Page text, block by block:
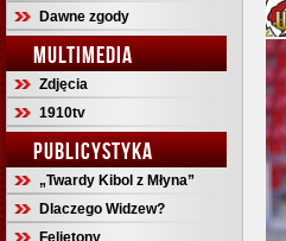
Dawne zgody
MULTIMEDIA
Zdjęcia
1910tv
PUBLICYSTYKA
„Twardy Kibol z Młyna”
Dlaczego Widzew?
Felietony